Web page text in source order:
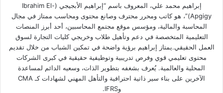
إبراهيم محمد علي، المعروف باسم “إبراهيم الأبجيجي (Ibrahim El-
Apgigy)”، هو كاتب ومحرر محترف وصانع محتوى ومحاسب ممتاز في مجال
المحاسبة والمالية، ومؤسس موقع مجتمع المحاسبين، أحد أبرز المنصات
التعليمية المتخصصة في دعم وتأهيل طلاب وخريجي كليات التجارة لسوق
العمل الحقيقي.يمتاز إبراهيم برؤية واضحة في تمكين الشباب من خلال تقديم
محتوى تعليمي قوي وفرص تدريبية وتوظيفية حقيقية في كبرى الشركات
المحلية والعالمية. يُعرف بشغفه بتطوير الذات، وسعيه الدائم لمساعدة
الآخرين على بناء سير ذاتية احترافية والتأهل المهني لشهادات كـ CMA
وIFRS.